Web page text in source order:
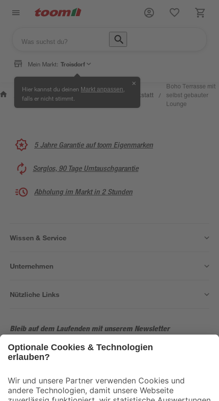
Mein Markt: Troisdorf
Hier kannst du deinen Markt anpassen
falls er nicht stimmt.
✕
Wissen
&
/
Selbermachen
& Ratgeber
Kreativwerkstatt /
Boho Terrasse mit
selbst gebauter
Lounge
5 Jahre Garantie auf toom Eigenmarken
Sorglos, 90 Tage Umtauschgarantie
Abholung im Markt in 2 Stunden
Wissen & Service
Unternehmen
Nützliche Links
Bleib auf dem Laufenden mit unserem Newsletter
Der toom Newsletter: Keine Angebote und Aktionen mehr verpassen!
Folge uns